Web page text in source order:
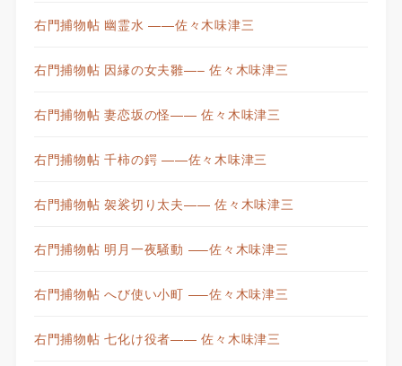
右門捕物帖 幽霊水 ——佐々木味津三
右門捕物帖 因縁の女夫雛—– 佐々木味津三
右門捕物帖 妻恋坂の怪—— 佐々木味津三
右門捕物帖 千柿の鍔 ——佐々木味津三
右門捕物帖 袈裟切り太夫—— 佐々木味津三
右門捕物帖 明月一夜騒動 —–佐々木味津三
右門捕物帖 へび使い小町 —–佐々木味津三
右門捕物帖 七化け役者—— 佐々木味津三